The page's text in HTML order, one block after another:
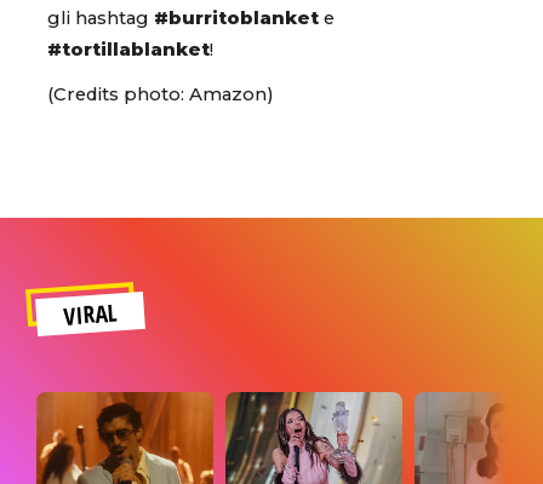
gli hashtag #burritoblanket e
#tortillablanket!
(Credits photo: Amazon)
VIRAL